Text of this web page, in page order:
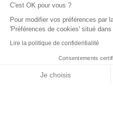
C'est OK pour vous ?
Pour modifier vos préférences par
'Préférences de cookies' situé dans
Lire la politique de confidentialité
Consentements
Je choisis